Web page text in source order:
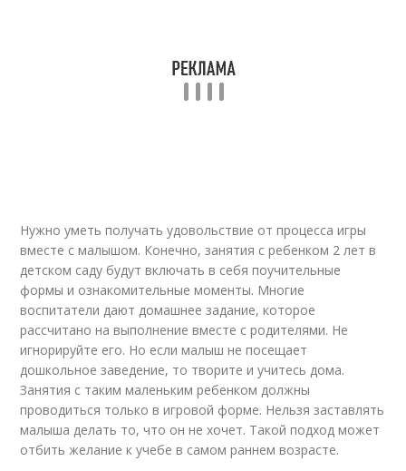
Нужно уметь получать удовольствие от процесса игры
вместе с малышом. Конечно, занятия с ребенком 2 лет в
детском саду будут включать в себя поучительные
формы и ознакомительные моменты. Многие
воспитатели дают домашнее задание, которое
рассчитано на выполнение вместе с родителями. Не
игнорируйте его. Но если малыш не посещает
дошкольное заведение, то творите и учитесь дома.
Занятия с таким маленьким ребенком должны
проводиться только в игровой форме. Нельзя заставлять
малыша делать то, что он не хочет. Такой подход может
отбить желание к учебе в самом раннем возрасте.